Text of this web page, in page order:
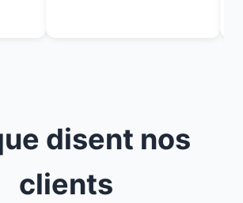
disent nos
clients